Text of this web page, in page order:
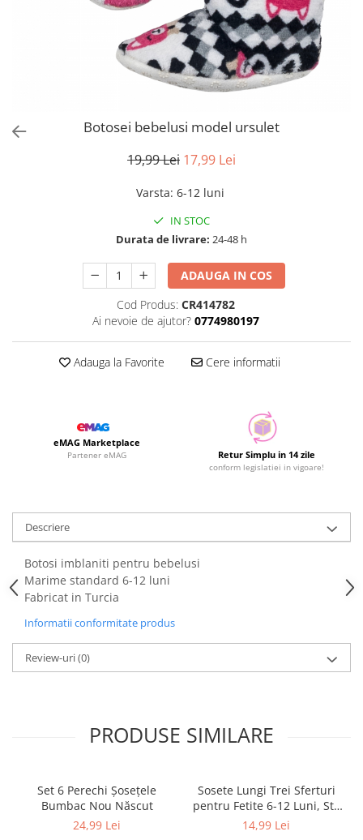
Botosei bebelusi model ursulet
19,99 Lei 17,99 Lei
Varsta: 6-12 luni
IN STOC
Durata de livrare: 24-48 h
ADAUGA IN COS
Cod Produs: CR414782
Ai nevoie de ajutor? 0774980197
Adauga la Favorite Cere informatii
eMAG Marketplace
Partener eMAG Retur Simplu in 14 zile
conform legislatiei in vigoare!
Descriere
Botosi imblaniti pentru bebelusi
Marime standard 6-12 luni
Fabricat in Turcia
Informatii conformitate produs
Review-uri(0)
PRODUSE SIMILARE
Set 6 Perechi Şosețele
Bumbac Nou Născut
24,99 Lei
Sosete Lungi Trei Sferturi
pentru Fetite 6-12 Luni, Stil
Dres Dantelat, cu Fundita
14,99 Lei